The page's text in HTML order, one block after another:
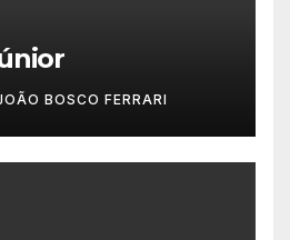
BOSCO FERRARI